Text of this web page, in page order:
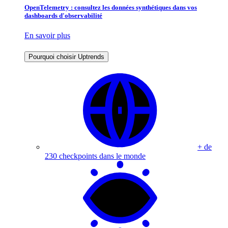
OpenTelemetry : consultez les données synthétiques dans vos
dashboards d'observabilité
En savoir plus
Pourquoi choisir Uptrends
+ de
230 checkpoints dans le monde